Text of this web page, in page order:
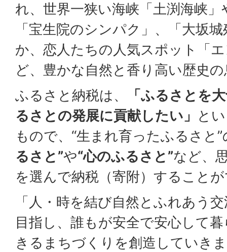
れ、世界一狭い海峡「土渕海峡
「宝生院のシンパク」、「大坂
か、恋人たちの人気スポット「
ど、豊かな自然と香り高い歴史
ふるさと納税は、
「ふるさとを
るさとの発展に貢献したい」 と
もので、“生まれ育ったふるさと
るさと”や“心のふるさと”など、
を選んで納税（寄附）すること
「人・時を結び自然とふれあう
目指し、誰もが安全で安心して
きるまちづくりを創造していき